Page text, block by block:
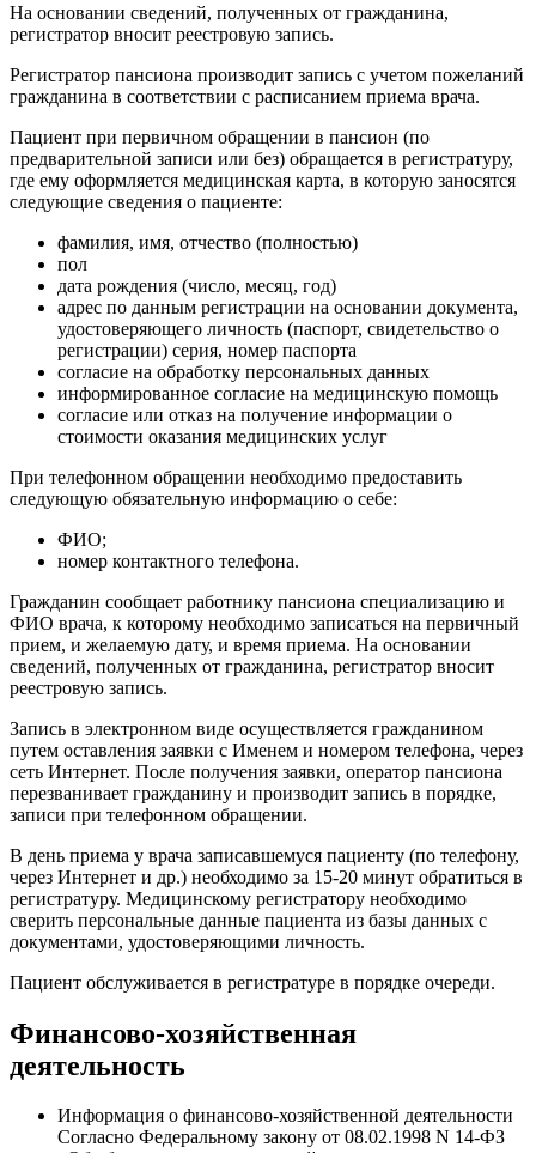
На основании сведений, полученных от гражданина,
регистратор вносит реестровую запись.
Регистратор пансиона производит запись с учетом пожеланий
гражданина в соответствии с расписанием приема врача.
Пациент при первичном обращении в пансион (по
предварительной записи или без) обращается в регистратуру,
где ему оформляется медицинская карта, в которую заносятся
следующие сведения о пациенте:
фамилия, имя, отчество (полностью)
пол
дата рождения (число, месяц, год)
адрес по данным регистрации на основании документа,
удостоверяющего личность (паспорт, свидетельство о
регистрации) серия, номер паспорта
согласие на обработку персональных данных
информированное согласие на медицинскую помощь
согласие или отказ на получение информации о
стоимости оказания медицинских услуг
При телефонном обращении необходимо предоставить
следующую обязательную информацию о себе:
ФИО;
номер контактного телефона.
Гражданин сообщает работнику пансиона специализацию и
ФИО врача, к которому необходимо записаться на первичный
прием, и желаемую дату, и время приема. На основании
сведений, полученных от гражданина, регистратор вносит
реестровую запись.
Запись в электронном виде осуществляется гражданином
путем оставления заявки с Именем и номером телефона, через
сеть Интернет. После получения заявки, оператор пансиона
перезванивает гражданину и производит запись в порядке,
записи при телефонном обращении.
В день приема у врача записавшемуся пациенту (по телефону,
через Интернет и др.) необходимо за 15-20 минут обратиться в
регистратуру. Медицинскому регистратору необходимо
сверить персональные данные пациента из базы данных с
документами, удостоверяющими личность.
Пациент обслуживается в регистратуре в порядке очереди.
Финансово-хозяйственная
деятельность
Информация о финансово-хозяйственной деятельности
Согласно Федеральному закону от 08.02.1998 N 14-ФЗ